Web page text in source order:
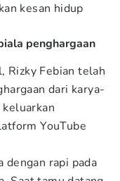
kesan hidup
penghargaan
Rizky Febian telah
dari karya-
keluarkan
YouTube
dengan rapi pada